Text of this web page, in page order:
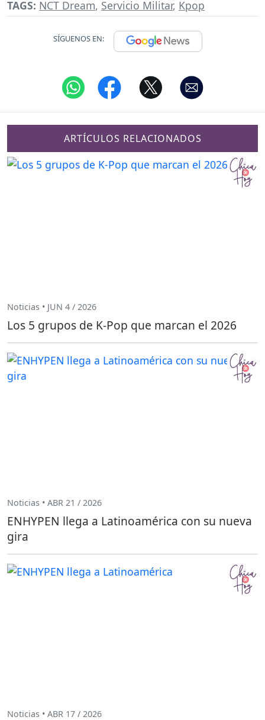
TAGS: NCT Dream, Servicio Militar, Kpop
SÍGUENOS EN:
ARTÍCULOS RELACIONADOS
Noticias • JUN 4 / 2026
Los 5 grupos de K-Pop que marcan el 2026
Noticias • ABR 21 / 2026
ENHYPEN llega a Latinoamérica con su nueva
gira
Noticias • ABR 17 / 2026